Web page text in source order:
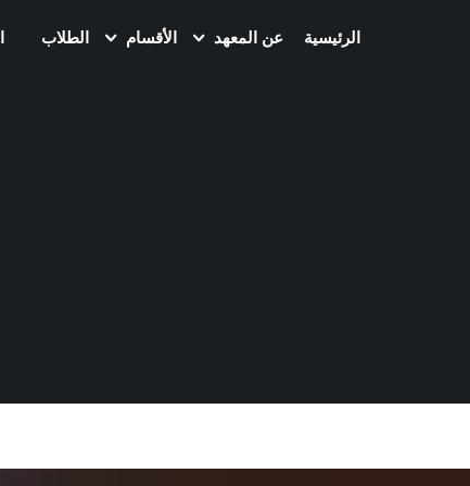
الرئيسية عن المعهد الأقسام الطلاب